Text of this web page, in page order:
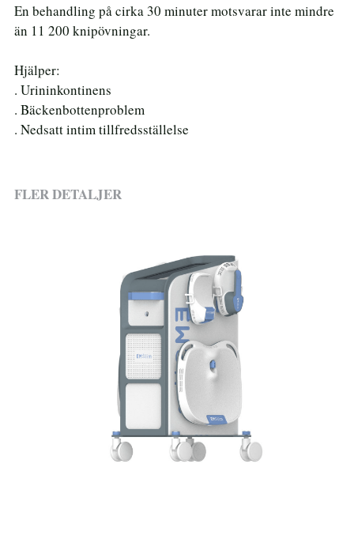
En behandling på cirka 30 minuter motsvarar inte mindre
än 11 200 knipövningar.
Hjälper:
. Urininkontinens
. Bäckenbottenproblem
. Nedsatt intim tillfredsställelse
FLER DETALJER